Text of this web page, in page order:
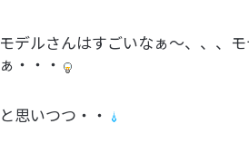
モデルさんはすごいなぁ～、、、
ぁ・・・
と思いつつ・・